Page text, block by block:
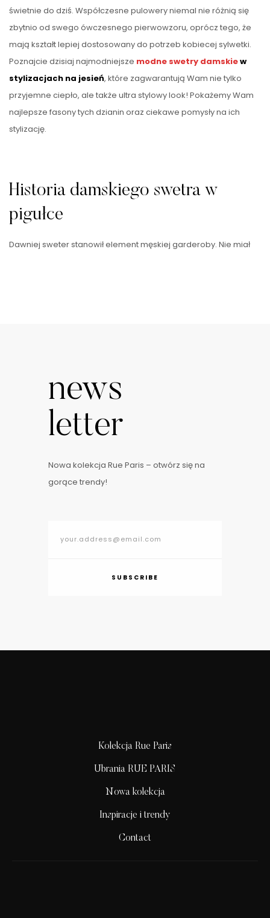
świetnie do dziś. Współczesne pulowery niemal nie różnią się
zbytnio od swego ówczesnego pierwowzoru, oprócz tego, że
mają kształt lepiej dostosowany do potrzeb kobiecej sylwetki.
Poznajcie dzisiaj najmodniejsze modne swetry damskiew
stylizacjach na jesień, które zagwarantują Wam nie tylko
przyjemne ciepło, ale także ultra stylowy look! Pokażemy Wam
najlepsze fasony tych dzianin oraz ciekawe pomysły na ich
stylizację.
Historia damskiego swetra w
pigułce
Dawniej sweter stanowił element męskiej garderoby. Nie miał
news
letter
Nowa kolekcja Rue Paris – otwórz się na
gorące trendy!
SUBSCRIBE
Kolekcja Rue Paris
Ubrania RUE PARIS
Nowa kolekcja
Inspiracje i trendy
Contact